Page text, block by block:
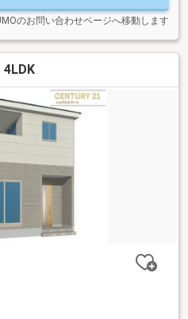
のお問い合わせページへ移動します
4LDK